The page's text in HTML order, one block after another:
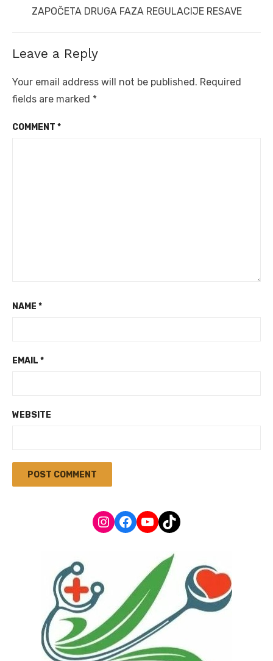
Next
ZAPOČETA DRUGA FAZA REGULACIJE RESAVE
Leave a Reply
Your email address will not be published. Required
fields are marked *
COMMENT *
NAME *
EMAIL *
WEBSITE
Instagram
Facebook
YouTube
TikTok